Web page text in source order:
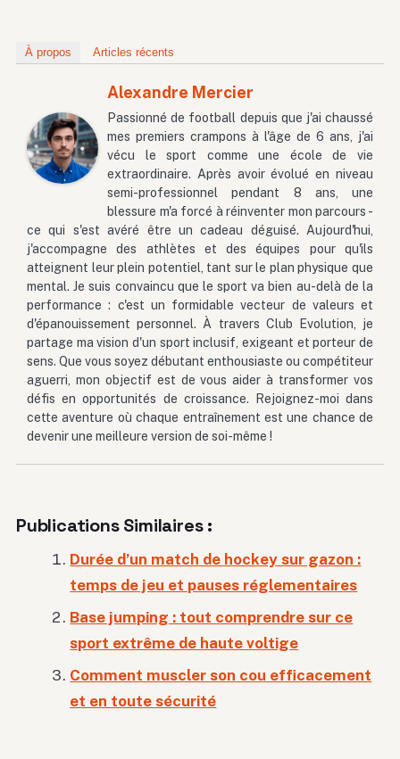
À propos Articles récents
Alexandre Mercier
Passionné de football depuis que j'ai chaussé
mes premiers crampons à l'âge de 6 ans, j'ai
vécu le sport comme une école de vie
extraordinaire. Après avoir évolué en niveau
semi-professionnel pendant 8 ans, une
blessure m'a forcé à réinventer mon parcours -
ce qui s'est avéré être un cadeau déguisé. Aujourd'hui,
j'accompagne des athlètes et des équipes pour qu'ils
atteignent leur plein potentiel, tant sur le plan physique que
mental. Je suis convaincu que le sport va bien au-delà de la
performance : c'est un formidable vecteur de valeurs et
d'épanouissement personnel. À travers Club Evolution, je
partage ma vision d'un sport inclusif, exigeant et porteur de
sens. Que vous soyez débutant enthousiaste ou compétiteur
aguerri, mon objectif est de vous aider à transformer vos
défis en opportunités de croissance. Rejoignez-moi dans
cette aventure où chaque entraînement est une chance de
devenir une meilleure version de soi-même !
Publications Similaires :
Durée d’un match de hockey sur gazon :
temps de jeu et pauses réglementaires
Base jumping : tout comprendre sur ce
sport extrême de haute voltige
Comment muscler son cou efficacement
et en toute sécurité